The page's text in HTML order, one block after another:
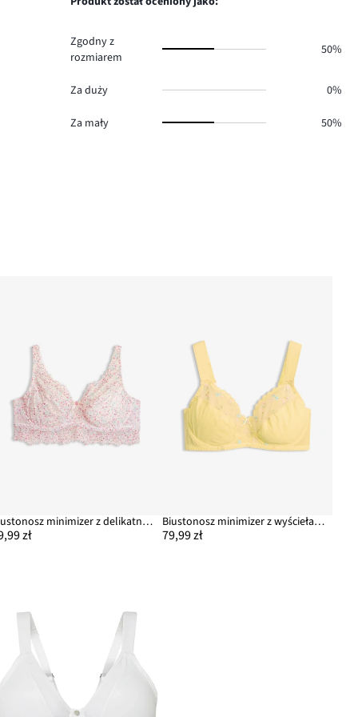
Zgodny z
rozmiarem
50%
Za duży 0%
Za mały 50%
Biustonosz minimizer z delikatnej koronki
zł
Biustonosz minimizer z wyściełanymi ramiączkami
79,99 zł